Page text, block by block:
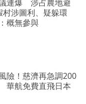
連爆 涉占農地避
涉圖利、疑躲環
概無參與
險！慈濟再急調200
華航免費直飛日本